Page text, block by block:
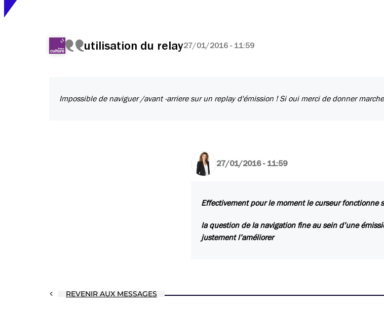
utilisation du relay27/01/2016 - 11:59
Impossible de naviguer /avant -arriere sur un replay d'émission ! Si oui merci de donner
27/01/2016 - 11:59
Effectivement pour le moment le curseur fonctionne
la question de la navigation fine au sein d’une
justement l’améliorer
REVENIR AUX MESSAGES